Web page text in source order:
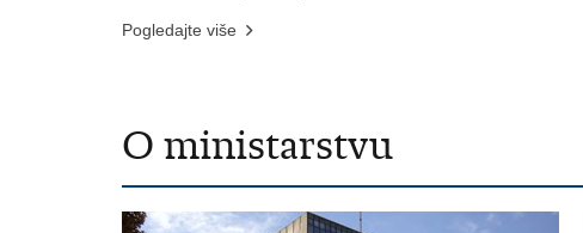
Pogledajte više
O ministarstvu